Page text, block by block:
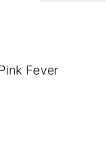
Fever